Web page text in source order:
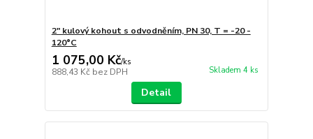
2" kulový kohout s odvodněním, PN 30, T = -20 -
120°C
1 075,00 Kč/ks
888,43 Kč bez DPH Skladem 4 ks
Detail